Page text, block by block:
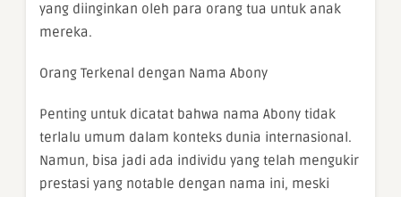
yang diinginkan oleh para orang tua untuk anak
mereka.
Orang Terkenal dengan Nama Abony
Penting untuk dicatat bahwa nama Abony tidak
terlalu umum dalam konteks dunia internasional.
Namun, bisa jadi ada individu yang telah mengukir
prestasi yang notable dengan nama ini, meski